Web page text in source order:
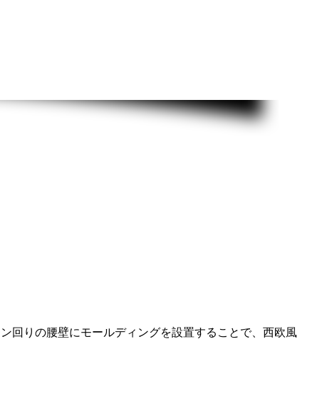
回りの腰壁にモールディングを設置することで、西欧風